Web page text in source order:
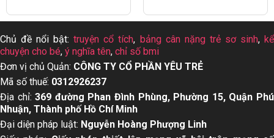
Chủ đề nổi bật:truyện cổ tích, bảng cân nặng trẻ sơ sinh, kể
chuyện cho bé, ý nghĩa tên, chỉ số bmi
Đơn vị chủ Quản: CÔNG TY CỔ PHẦN YÊU TRẺ
Mã số thuế: 0312926237
Địa chỉ:369 đường Phan Đình Phùng, Phường 15, Quận Phú
Nhuận, Thành phố Hồ Chí Minh
Đại diện pháp luật: Nguyễn Hoàng Phượng Linh